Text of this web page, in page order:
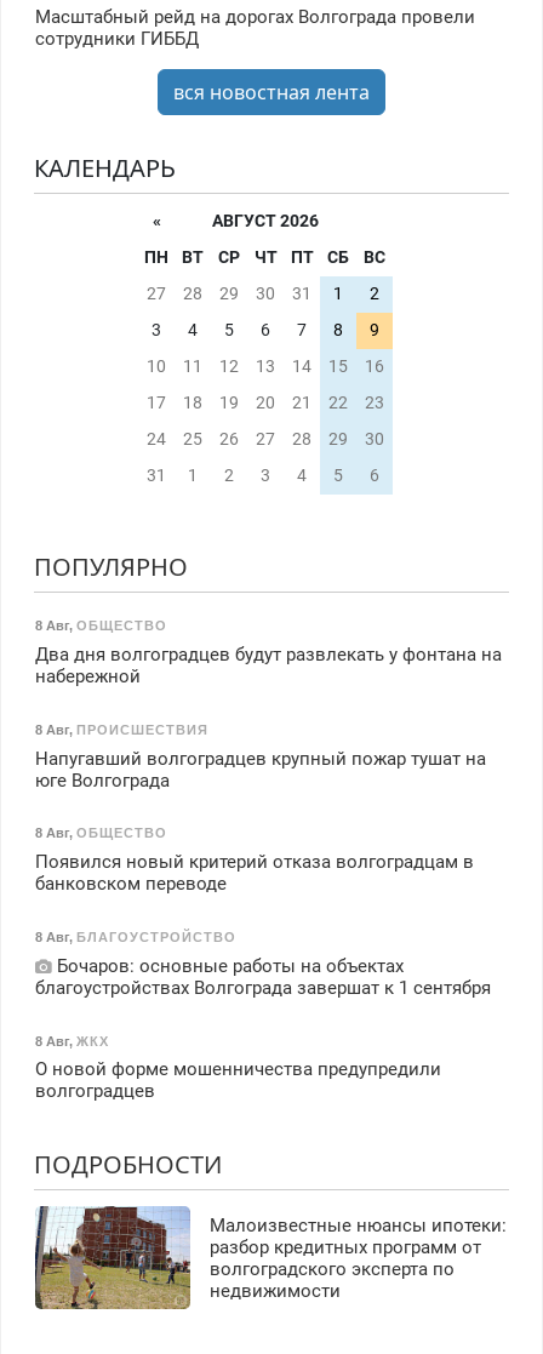
Масштабный рейд на дорогах Волгограда провели
сотрудники ГИББД
вся новостная лента
КАЛЕНДАРЬ
«
АВГУСТ 2026
ПН
ВТ СР ЧТ ПТ СБ
ВС
27
28 29 30 31 1
2
3
4 5 6 7 8
9
10
11 12 13 14 15
16
17
18 19 20 21 22
23
24
25 26 27 28 29
30
31
1 2 3 4 5 6
ПОПУЛЯРНО
8 Авг, ОБЩЕСТВО
Два дня волгоградцев будут развлекать у фонтана на
набережной
8 Авг, ПРОИСШЕСТВИЯ
Напугавший волгоградцев крупный пожар тушат на
юге Волгограда
8 Авг, ОБЩЕСТВО
Появился новый критерий отказа волгоградцам в
банковском переводе
8 Авг, БЛАГОУСТРОЙСТВО
Бочаров: основные работы на объектах
благоустройствах Волгограда завершат к 1 сентября
8 Авг, ЖКХ
О новой форме мошенничества предупредили
волгоградцев
ПОДРОБНОСТИ
Малоизвестные нюансы ипотеки:
разбор кредитных программ от
волгоградского эксперта по
недвижимости